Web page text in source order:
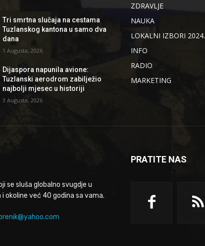
Tri smrtna slučaja na cestama
Tuzlanskog kantona u samo dva
dana
1 Augusta, 2026
Dijaspora napunila avione:
Tuzlanski aerodrom zabilježio
najbolji mjesec u historiji
3 Augusta, 2026
ZDRAVLJE
NAUKA
LOKALNI IZBORI 2024.
INFO
RADIO
MARKETING
se sluša globalno svugdje u
okoline već 40 godina sa vama.
PRATITE NAS